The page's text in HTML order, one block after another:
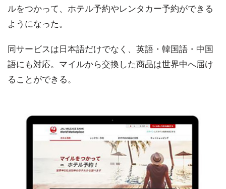
ルをつかって、ホテル予約やレンタカー予約ができる
ようになった。
同サービスは日本語だけでなく、英語・韓国語・中国
語にも対応。マイルから交換した商品は世界中へ届け
ることができる。